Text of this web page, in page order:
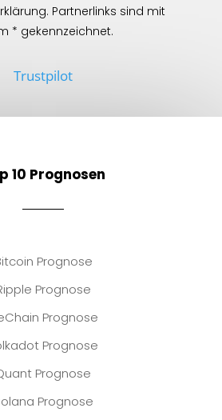
Partnerlinks sind mit
* gekennzeichnet.
Trustpilot
10 Prognosen
Prognose
Prognose
Prognose
Prognose
Prognose
Prognose